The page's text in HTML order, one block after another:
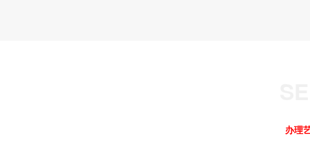
办理